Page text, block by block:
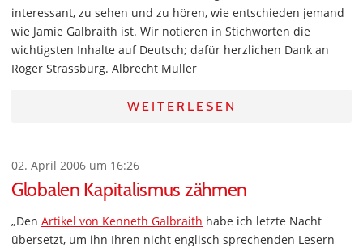
interessant, zu sehen und zu hören, wie entschieden jemand
wie Jamie Galbraith ist. Wir notieren in Stichworten die
wichtigsten Inhalte auf Deutsch; dafür herzlichen Dank an
Roger Strassburg. Albrecht Müller
WEITERLESEN
02. April 2006 um 16:26
Globalen Kapitalismus zähmen
„Den Artikel von Kenneth Galbraith habe ich letzte Nacht
übersetzt, um ihn Ihren nicht englisch sprechenden Lesern